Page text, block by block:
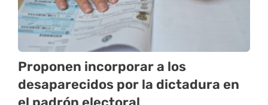
Proponen incorporar a los
desaparecidos por la dictadura en